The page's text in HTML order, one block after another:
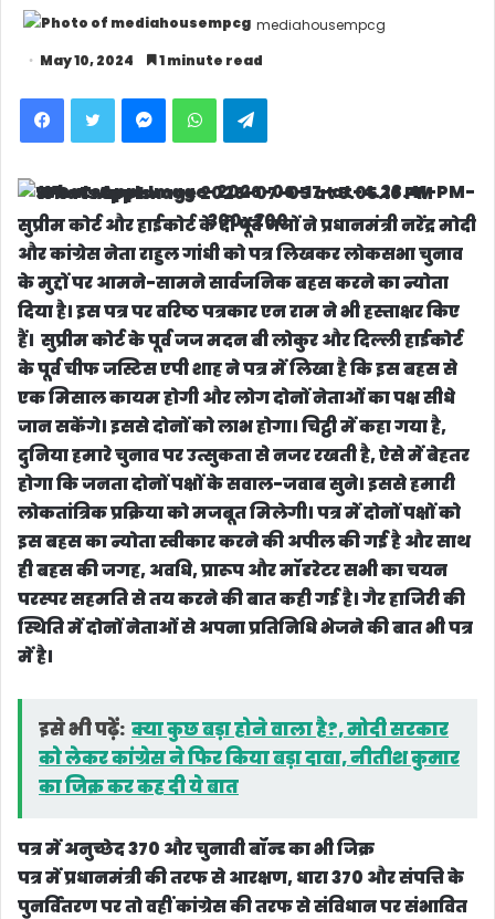
mediahousempcg
May 10, 2024
1 minute read
Facebook Twitter Messenger WhatsApp
सुप्रीम कोर्ट और हाईकोर्ट के दो पूर्व जजों ने प्रधानमंत्री नरेंद्र मोदी
और कांग्रेस नेता राहुल गांधी को पत्र लिखकर लोकसभा चुनाव
के मुद्दों पर आमने-सामने सार्वजनिक बहस करने का न्योता
दिया है। इस पत्र पर वरिष्ठ पत्रकार एन राम ने भी हस्ताक्षर किए
हैं। सुप्रीम कोर्ट के पूर्व जज मदन बी लोकुर और दिल्ली हाईकोर्ट
के पूर्व चीफ जस्टिस एपी शाह ने पत्र में लिखा है कि इस बहस से
एक मिसाल कायम होगी और लोग दोनों नेताओं का पक्ष सीधे
जान सकेंगे। इससे दोनों को लाभ होगा। चिट्ठी में कहा गया है,
दुनिया हमारे चुनाव पर उत्सुकता से नजर रखती है, ऐसे में बेहतर
होगा कि जनता दोनों पक्षों के सवाल-जवाब सुने। इससे हमारी
लोकतांत्रिक प्रक्रिया को मजबूत मिलेगी। पत्र में दोनों पक्षों को
इस बहस का न्योता स्वीकार करने की अपील की गई है और साथ
ही बहस की जगह, अवधि, प्रारूप और मॉडरेटर सभी का चयन
परस्पर सहमति से तय करने की बात कही गई है। गैर हाजिरी की
स्थिति में दोनों नेताओं से अपना प्रतिनिधि भेजने की बात भी पत्र
में है।
इसे भी पढ़ें: क्या कुछ बड़ा होने वाला है?, मोदी सरकार
को लेकर कांग्रेस ने फिर किया बड़ा दावा, नीतीश कुमार
का जिक्र कर कह दी ये बात
पत्र में अनुच्छेद 370 और चुनावी बॉन्ड का भी जिक्र
पत्र में प्रधानमंत्री की तरफ से आरक्षण, धारा 370 और संपत्ति के
पुनर्वितरण पर तो वहीं कांग्रेस की तरफ से संविधान पर संभावित